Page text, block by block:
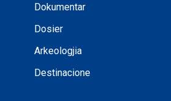
Dokumentar
Dosier
Arkeologjia
Destinacione